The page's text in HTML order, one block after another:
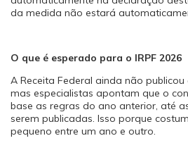
da medida não estará
O que é esperado para o IRPF 2026
A Receita Federal ainda não publicou
mas especialistas apontam que o
base as regras do ano anterior, até
serem publicadas. Isso porque
pequeno entre um ano e outro.